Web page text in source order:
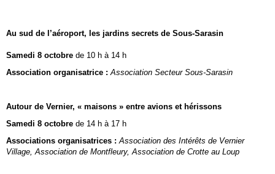
Au sud de l’aéroport, les jardins secrets de Sous-Sarasin
Samedi 8 octobre de 10 h à 14 h
Association organisatrice : Association Secteur Sous-Sarasin
Autour de Vernier, « maisons » entre avions et hérissons
Samedi 8 octobre de 14 h à 17 h
Associations organisatrices : Association des Intérêts de Vernier
Village, Association de Montfleury, Association de Crotte au Loup